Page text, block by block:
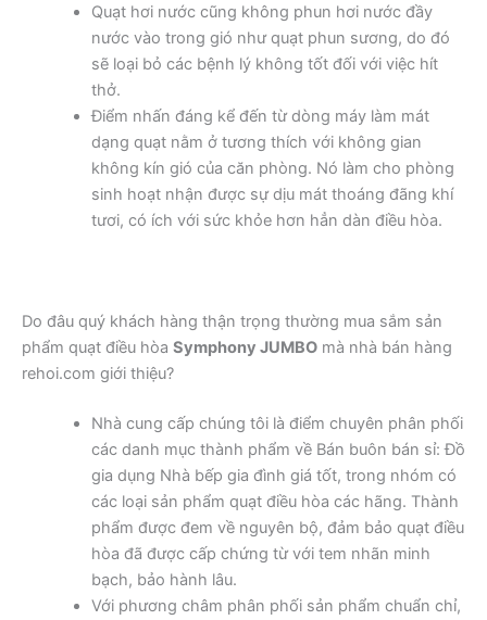
Quạt hơi nước cũng không phun hơi nước đầy
nước vào trong gió như quạt phun sương, do đó
sẽ loại bỏ các bệnh lý không tốt đối với việc hít
thở.
Điểm nhấn đáng kể đến từ dòng máy làm mát
dạng quạt nằm ở tương thích với không gian
không kín gió của căn phòng. Nó làm cho phòng
sinh hoạt nhận được sự dịu mát thoáng đãng khí
tươi, có ích với sức khỏe hơn hẳn dàn điều hòa.
Do đâu quý khách hàng thận trọng thường mua sắm sản
phẩm quạt điều hòa Symphony JUMBO mà nhà bán hàng
rehoi.com giới thiệu?
Nhà cung cấp chúng tôi là điểm chuyên phân phối
các danh mục thành phẩm về Bán buôn bán sỉ: Đồ
gia dụng Nhà bếp gia đình giá tốt, trong nhóm có
các loại sản phẩm quạt điều hòa các hãng. Thành
phẩm được đem về nguyên bộ, đảm bảo quạt điều
hòa đã được cấp chứng từ với tem nhãn minh
bạch, bảo hành lâu.
Với phương châm phân phối sản phẩm chuẩn chỉ,